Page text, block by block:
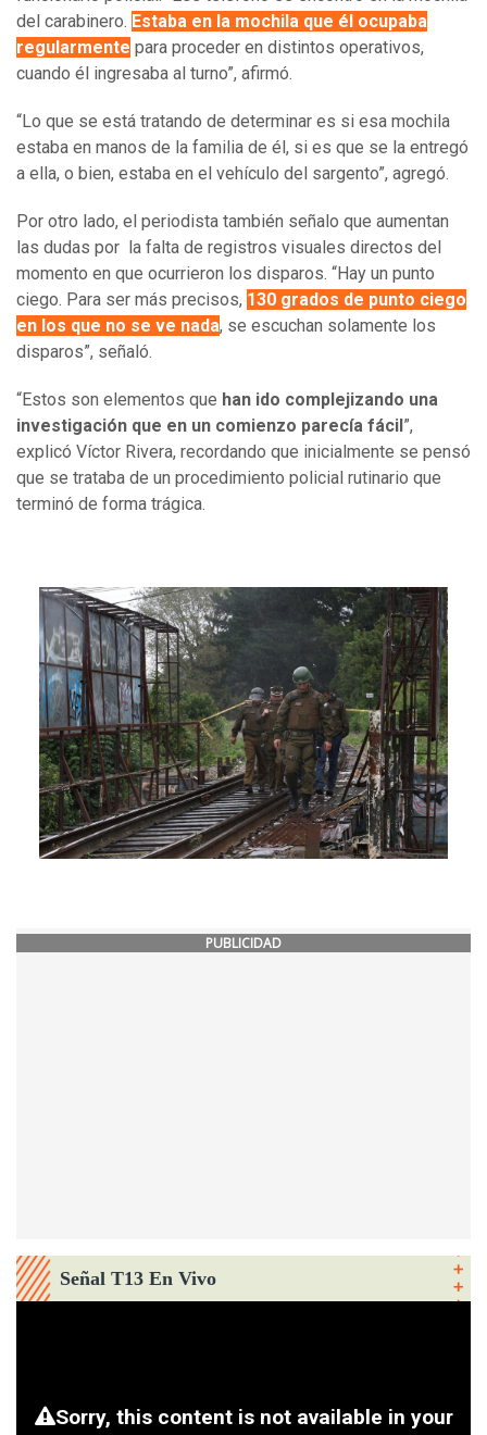
del carabinero. Estaba en la mochila que él ocupaba
regularmente para proceder en distintos operativos,
cuando él ingresaba al turno”, afirmó.
“Lo que se está tratando de determinar es si esa mochila
estaba en manos de la familia de él, si es que se la entregó
a ella, o bien, estaba en el vehículo del sargento”, agregó.
Por otro lado, el periodista también señalo que aumentan
las dudas por la falta de registros visuales directos del
momento en que ocurrieron los disparos. “Hay un punto
ciego. Para ser más precisos, 130 grados de punto ciego
en los que no se ve nada, se escuchan solamente los
disparos”, señaló.
“Estos son elementos que han ido complejizando una
investigación que en un comienzo parecía fácil”,
explicó Víctor Rivera, recordando que inicialmente se pensó
que se trataba de un procedimiento policial rutinario que
terminó de forma trágica.
PUBLICIDAD
Señal T13 En Vivo